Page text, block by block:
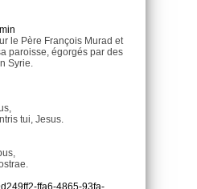
le Père François Murad et
paroisse, égorgés par des
Syrie.
tui, Jesus.
ffa6-4865-93fa-